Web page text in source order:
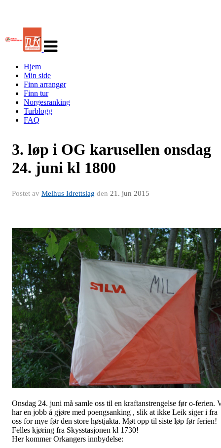
navigasjon
Hjem
Min side
Finn arrangør
Finn tur
Norgesranking
Turblogg
FAQ
3. løp i OG karusellen onsdag
24. juni kl 1800
Postet av Melhus Idrettslag den 21. jun 2015
Onsdag 24. juni må samle oss til en kraftanstrengelse før o-ferien.
har en jobb å gjøre med poengsanking , slik at ikke Leik siger i fra
oss for mye før den store høstjakta. Møt opp til siste løp før ferien!
Felles kjøring fra Skysstasjonen kl 1730!
Her kommer Orkangers innbydelse: